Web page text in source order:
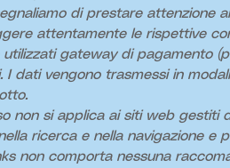
di prestare attenzione
attentamente le rispettive
gateway di pagamento
I dati vengono trasmessi in
non si applica ai siti web
ricerca e nella navigazione e
non comporta nessuna